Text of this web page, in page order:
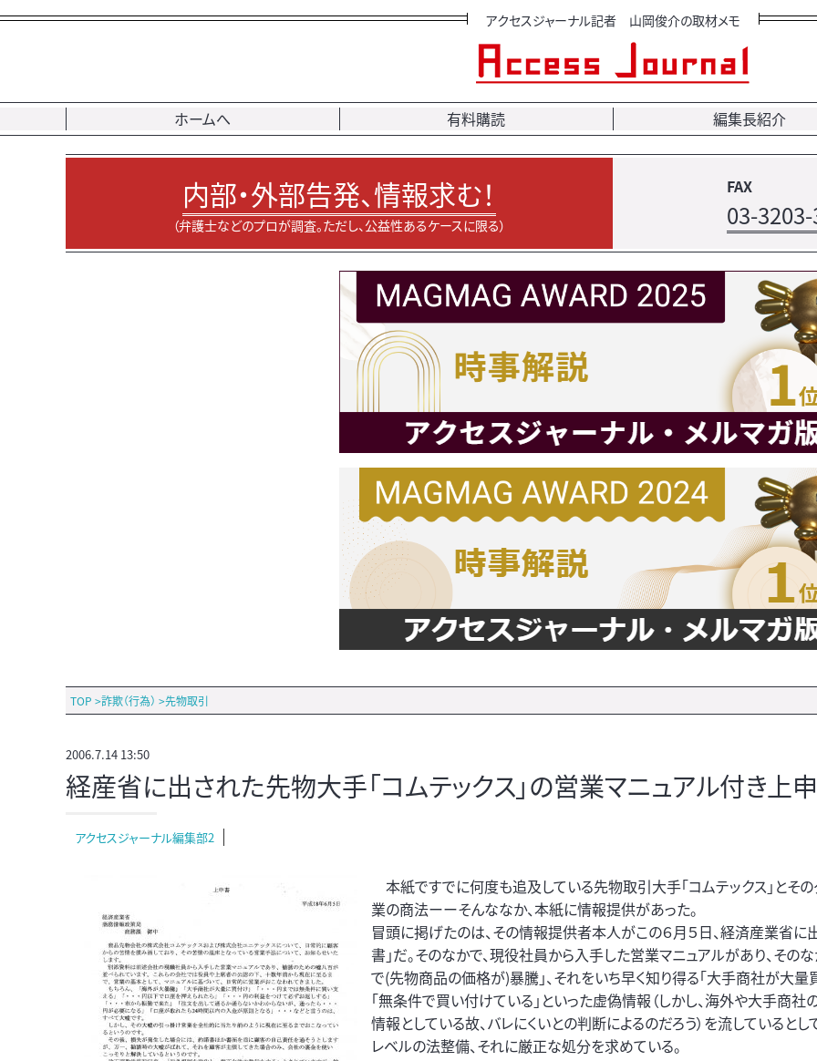
アクセスジャーナル記者 山岡俊介の取材メモ
ホームへ 有料購読 編集長紹介
内部・外部告発、情報求む！
（弁護士などのプロが調査。ただし、公益性あるケースに限る）
FAX
03-
TOP >詐欺（行為） >先物取引
2006.7.14 13:50
経産省に出された先物大手「コムテックス」の営業マニュアル付き上
アクセスジャーナル編集部2
本紙ですでに何度も追及している先物取引大手「コムテックス」とそ
業の商法ーーそんななか、本紙に情報提供があった。
冒頭に掲げたのは、その情報提供者本人がこの６月５日、経済産業省に
書」だ。そのなかで、現役社員から入手した営業マニュアルがあり、そのな
で(先物商品の価格が)暴騰」、それをいち早く知り得る「大手商社が大量
「無条件で買い付けている」といった虚偽情報（しかし、海外や大手商社
情報としている故、バレにくいとの判断によるのだろう）を流しているとし
レベルの法整備、それに厳正な処分を求めている。